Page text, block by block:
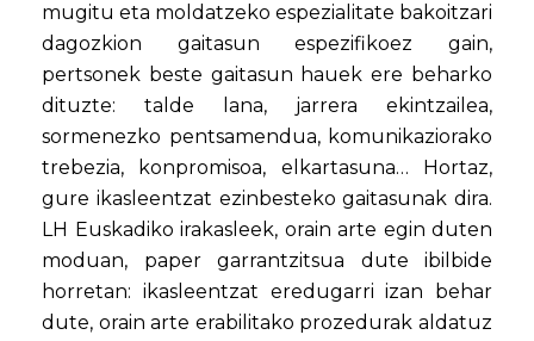
mugitu eta moldatzeko espezialitate bakoitzari
dagozkion gaitasun espezifikoez gain,
pertsonek beste gaitasun hauek ere beharko
dituzte: talde lana, jarrera ekintzailea,
sormenezko pentsamendua, komunikaziorako
trebezia, konpromisoa, elkartasuna… Hortaz,
gure ikasleentzat ezinbesteko gaitasunak dira.
LH Euskadiko irakasleek, orain arte egin duten
moduan, paper garrantzitsua dute ibilbide
horretan: ikasleentzat eredugarri izan behar
dute, orain arte erabilitako prozedurak aldatuz